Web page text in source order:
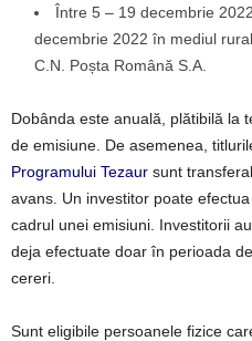
Între 5 – 19 decembrie
decembrie 2022 în mediul
C.N. Poșta Română S.A.
Dobânda este anuală, plătibilă la
de emisiune. De asemenea,
Programului Tezaur sunt
avans. Un investitor poate
cadrul unei emisiuni. Investitorii
deja efectuate doar în perioada
cereri.
Sunt eligibile persoanele fizice